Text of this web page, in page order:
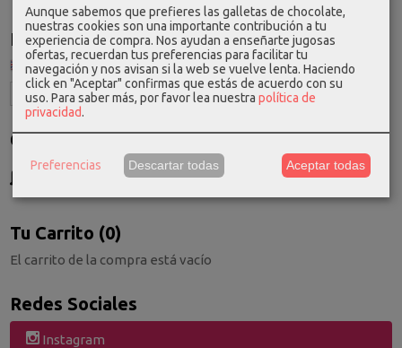
Idioma
Costes de Envío
GRATIS *
Tu Carrito (0)
El carrito de la compra está vacío
Redes Sociales
Instagram
Aunque sabemos que prefieres las galletas de chocolate,
nuestras cookies son una importante contribución a tu
experiencia de compra. Nos ayudan a enseñarte jugosas
ofertas, recuerdan tus preferencias para facilitar tu
navegación y nos avisan si la web se vuelve lenta. Haciendo
click en "Aceptar" confirmas que estás de acuerdo con su
uso. Para saber más, por favor lea nuestra política de
privacidad.
Preferencias Descartar todas Aceptar todas